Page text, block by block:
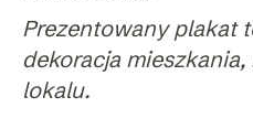
Prezentowany plakat
dekoracja
lokalu.